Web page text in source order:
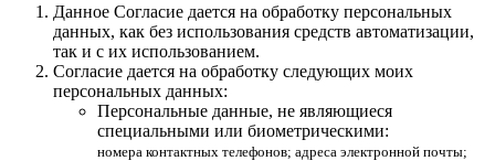
Данное Согласие дается на обработку персональных
данных, как без использования средств автоматизации,
так и с их использованием.
Согласие дается на обработку следующих моих
персональных данных:
Персональные данные, не являющиеся
специальными или биометрическими:
номера контактных телефонов; адреса электронной почты;